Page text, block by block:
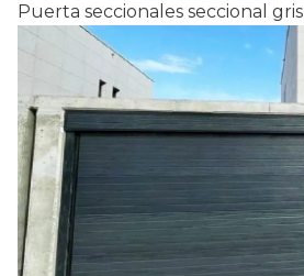
Puerta seccionales seccional gris